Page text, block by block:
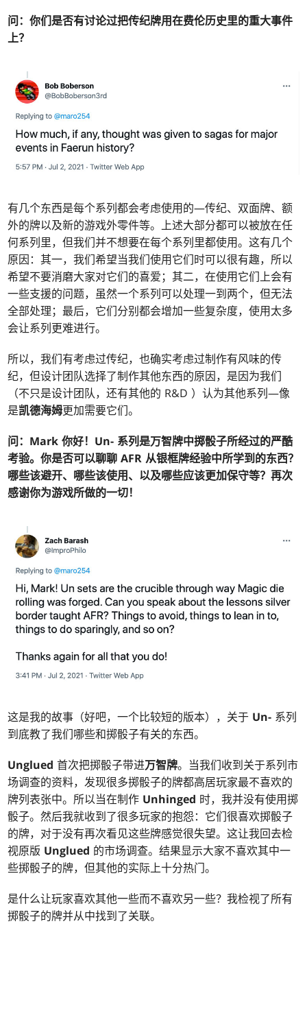
问：你们是否有讨论过把传纪牌用在费伦历史里的重大事件
上？
有几个东西是每个系列都会考虑使用的—传纪、双面牌、额
外的牌以及新的游戏外零件等。上述大部分都可以被放在任
何系列里，但我们并不想要在每个系列里都使用。这有几个
原因：其一，我们希望当我们使用它们时可以很有趣，所以
希望不要消磨大家对它们的喜爱；其二，在使用它们上会有
一些支援的问题，虽然一个系列可以处理一到两个，但无法
全部处理；最后，它们分别都会增加一些复杂度，使用太多
会让系列更难进行。
所以，我们有考虑过传纪，也确实考虑过制作有风味的传
纪，但设计团队选择了制作其他东西的原因，是因为我们
（不只是设计团队，还有其他的 R&D ）认为其他系列—像
是凯德海姆更加需要它们。
问： Mark 你好！ Un- 系列是万智牌中掷骰子所经过的严酷
考验。你是否可以聊聊 AFR 从银框牌经验中所学到的东西？
哪些该避开、哪些该使用、以及哪些应该更加保守等？再次
感谢你为游戏所做的一切！
这是我的故事（好吧，一个比较短的版本），关于 Un- 系列
到底教了我们哪些和掷骰子有关的东西。
Unglued 首次把掷骰子带进万智牌。当我们收到关于系列市
场调查的资料，发现很多掷骰子的牌都高居玩家最不喜欢的
牌列表张中。所以当在制作 Unhinged 时，我并没有使用掷
骰子。然后我就收到了很多玩家的抱怨：它们很喜欢掷骰子
的牌，对于没有再次看见这些牌感觉很失望。这让我回去检
视原版 Unglued 的市场调查。结果显示大家不喜欢其中一
些掷骰子的牌，但其他的实际上十分热门。
是什么让玩家喜欢其他一些而不喜欢另一些？我检视了所有
掷骰子的牌并从中找到了关联。